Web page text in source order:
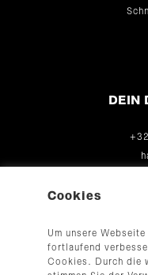
DEIN
Cookies
Um unsere
fortlaufend
Cookies. Durch die